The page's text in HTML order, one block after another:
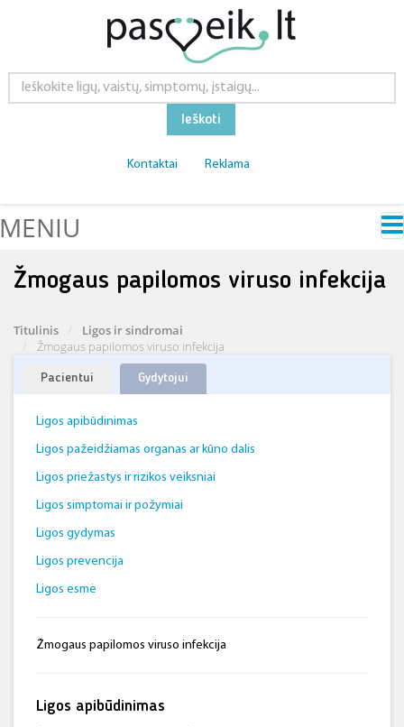
Ieškoti
Kontaktai Reklama
MENIU
Žmogaus papilomos viruso infekcija
Titulinis
Ligos ir sindromai
Žmogaus papilomos viruso infekcija
Pacientui Gydytojui
Ligos apibūdinimas
Ligos pažeidžiamas organas ar kūno dalis
Ligos priežastys ir rizikos veiksniai
Ligos simptomai ir požymiai
Ligos gydymas
Ligos prevencija
Ligos esmė
Žmogaus papilomos viruso infekcija
Ligos apibūdinimas